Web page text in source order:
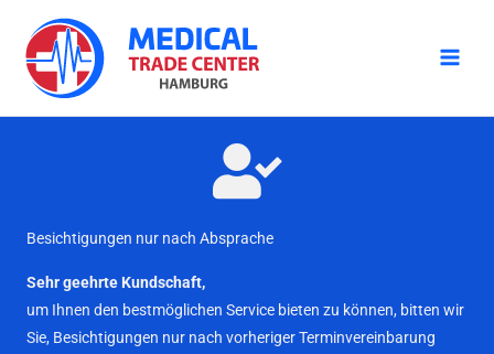
Inhalt
springen
Besichtigungen nur nach Absprache
Sehr geehrte Kundschaft,
um Ihnen den bestmöglichen Service bieten zu können, bitten wir
Sie, Besichtigungen nur nach vorheriger Terminvereinbarung